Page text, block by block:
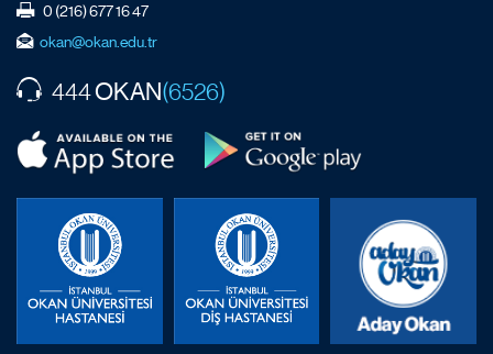
0 (216) 677 16 47
okan@okan.edu.tr
444OKAN(6526)